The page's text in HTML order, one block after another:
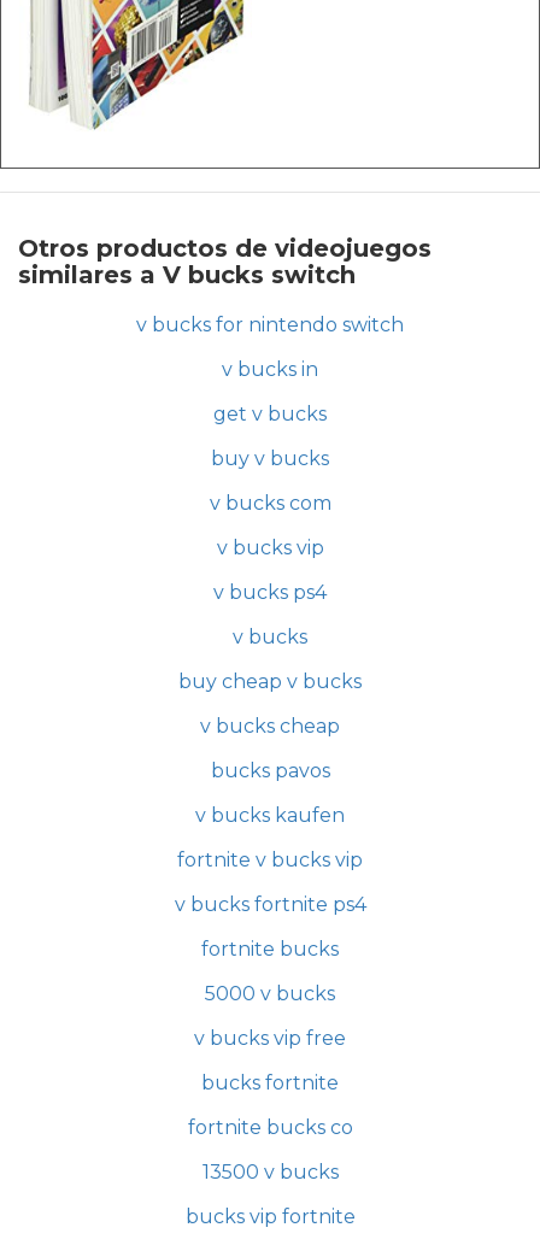
Otros productos de videojuegos
similares a V bucks switch
v bucks for nintendo switch
v bucks in
get v bucks
buy v bucks
v bucks com
v bucks vip
v bucks ps4
v bucks
buy cheap v bucks
v bucks cheap
bucks pavos
v bucks kaufen
fortnite v bucks vip
v bucks fortnite ps4
fortnite bucks
5000 v bucks
v bucks vip free
bucks fortnite
fortnite bucks co
13500 v bucks
bucks vip fortnite